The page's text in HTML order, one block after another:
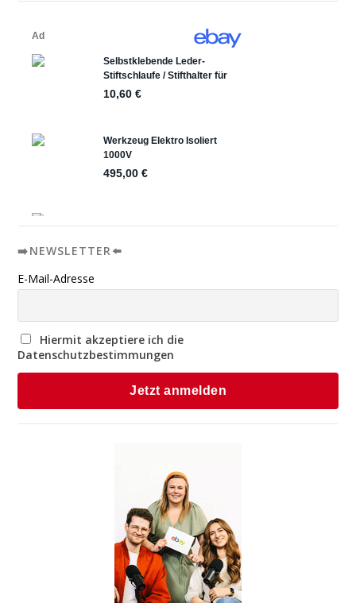
➡️NEWSLETTER⬅️
E-Mail-Adresse
Hiermit akzeptiere ich die
Datenschutzbestimmungen